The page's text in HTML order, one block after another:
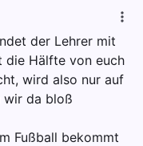
der Lehrer mit
die Hälfte von euch
wird also nur auf
wir da bloß
Fußball bekommt